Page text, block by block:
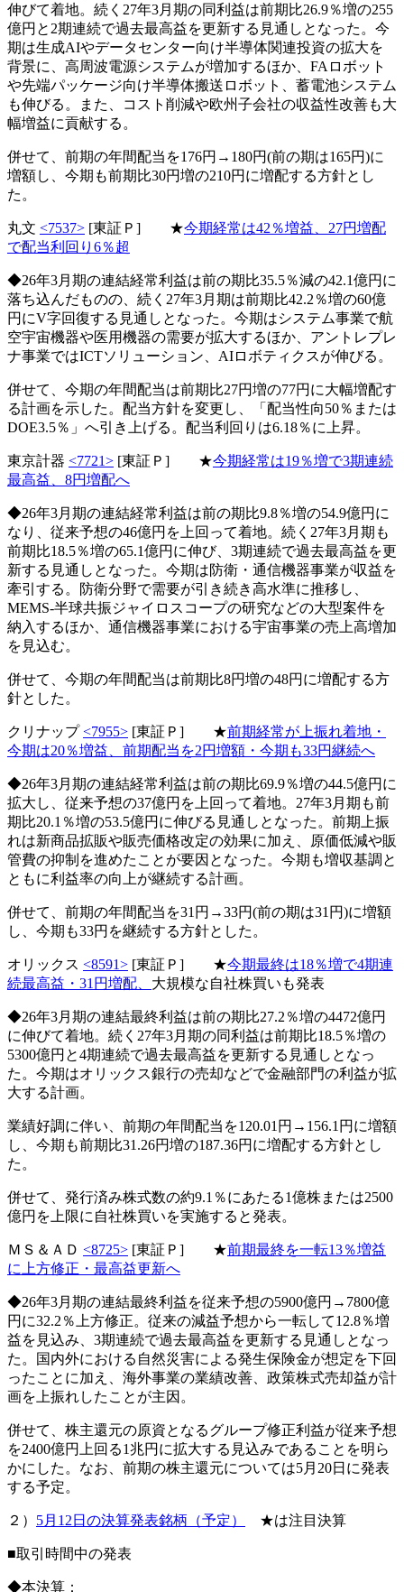
伸びて着地。続く27年3月期の同利益は前期比26.9％増の255
億円と2期連続で過去最高益を更新する見通しとなった。今
期は生成AIやデータセンター向け半導体関連投資の拡大を
背景に、高周波電源システムが増加するほか、FAロボット
や先端パッケージ向け半導体搬送ロボット、蓄電池システム
も伸びる。また、コスト削減や欧州子会社の収益性改善も大
幅増益に貢献する。
併せて、前期の年間配当を176円→180円(前の期は165円)に
増額し、今期も前期比30円増の210円に増配する方針とし
た。
丸文 <7537> [東証Ｐ] ★今期経常は42％増益、27円増配
で配当利回り6％超
◆26年3月期の連結経常利益は前の期比35.5％減の42.1億円に
落ち込んだものの、続く27年3月期は前期比42.2％増の60億
円にV字回復する見通しとなった。今期はシステム事業で航
空宇宙機器や医用機器の需要が拡大するほか、アントレプレ
ナ事業ではICTソリューション、AIロボティクスが伸びる。
併せて、今期の年間配当は前期比27円増の77円に大幅増配す
る計画を示した。配当方針を変更し、「配当性向50％または
DOE3.5％」へ引き上げる。配当利回りは6.18％に上昇。
東京計器 <7721> [東証Ｐ] ★今期経常は19％増で3期連続
最高益、8円増配へ
◆26年3月期の連結経常利益は前の期比9.8％増の54.9億円に
なり、従来予想の46億円を上回って着地。続く27年3月期も
前期比18.5％増の65.1億円に伸び、3期連続で過去最高益を更
新する見通しとなった。今期は防衛・通信機器事業が収益を
牽引する。防衛分野で需要が引き続き高水準に推移し、
MEMS-半球共振ジャイロスコープの研究などの大型案件を
納入するほか、通信機器事業における宇宙事業の売上高増加
を見込む。
併せて、今期の年間配当は前期比8円増の48円に増配する方
針とした。
クリナップ<7955> [東証Ｐ] ★前期経常が上振れ着地・
今期は20％増益、前期配当を2円増額・今期も33円継続へ
◆26年3月期の連結経常利益は前の期比69.9％増の44.5億円に
拡大し、従来予想の37億円を上回って着地。27年3月期も前
期比20.1％増の53.5億円に伸びる見通しとなった。前期上振
れは新商品拡販や販売価格改定の効果に加え、原価低減や販
管費の抑制を進めたことが要因となった。今期も増収基調と
ともに利益率の向上が継続する計画。
併せて、前期の年間配当を31円→33円(前の期は31円)に増額
し、今期も33円を継続する方針とした。
オリックス <8591> [東証Ｐ] ★今期最終は18％増で4期連
続最高益・31円増配、 大規模な自社株買いも発表
◆26年3月期の連結最終利益は前の期比27.2％増の4472億円
に伸びて着地。続く27年3月期の同利益は前期比18.5％増の
5300億円と4期連続で過去最高益を更新する見通しとなっ
た。今期はオリックス銀行の売却などで金融部門の利益が拡
大する計画。
業績好調に伴い、前期の年間配当を120.01円→156.1円に増額
し、今期も前期比31.26円増の187.36円に増配する方針とし
た。
併せて、発行済み株式数の約9.1％にあたる1億株または2500
億円を上限に自社株買いを実施すると発表。
ＭＳ＆ＡＤ <8725> [東証Ｐ] ★前期最終を一転13％増益
に上方修正・最高益更新へ
◆26年3月期の連結最終利益を従来予想の5900億円→7800億
円に32.2％上方修正。従来の減益予想から一転して12.8％増
益を見込み、3期連続で過去最高益を更新する見通しとなっ
た。国内外における自然災害による発生保険金が想定を下回
ったことに加え、海外事業の業績改善、政策株式売却益が計
画を上振れしたことが主因。
併せて、株主還元の原資となるグループ修正利益が従来予想
を2400億円上回る1兆円に拡大する見込みであることを明ら
かにした。なお、前期の株主還元については5月20日に発表
する予定。
２） 5月12日の決算発表銘柄（予定） ★は注目決算
■取引時間中の発表
◆本決算：